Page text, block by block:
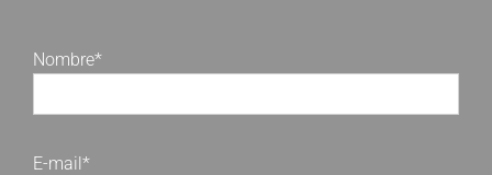
Nombre*
E-mail*